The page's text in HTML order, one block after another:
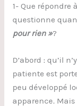
1- Que répondre
questionne
pour rien »?
D’abord : qu’il
patiente est
peu développé
apparence.